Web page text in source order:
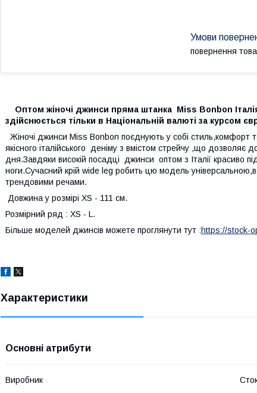
повернення
Оптом жіночі джинси пряма штанка Miss Bonbon
здійснюється тільки в Національній валюті за курсом
Жіночі джинси Miss Bonbon поєднують у собі стиль,комфорт
якісного італійського деніму з вмістом стрейчу ,що
дня.Завдяки високій посадці джинси оптом з Італії красиво
ноги.Сучасний крій wide leg робить цю модель
трендовими речами.
Довжина у розмірі XS - 111 см.
Розмірний ряд : XS - L.
Більше моделей джинсів можете проглянути тут :https://stock-
Характеристики
Основні атрибути
Виробник